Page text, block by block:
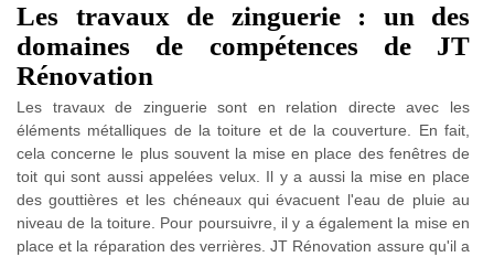
Les travaux de zinguerie : un des
domaines de compétences de JT
Rénovation
Les travaux de zinguerie sont en relation directe avec les
éléments métalliques de la toiture et de la couverture. En fait,
cela concerne le plus souvent la mise en place des fenêtres de
toit qui sont aussi appelées velux. Il y a aussi la mise en place
des gouttières et les chéneaux qui évacuent l'eau de pluie au
niveau de la toiture. Pour poursuivre, il y a également la mise en
place et la réparation des verrières. JT Rénovation assure qu'il a